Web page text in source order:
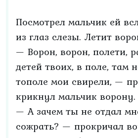
Посмотрел мальчик ей
из глаз слезы. Летит
— Ворон, ворон, полети,
детей твоих, в поле, там
тополе мои свирели, —
крикнул мальчик ворону.
— А зачем ты не отдал
сожрать? — прокричал